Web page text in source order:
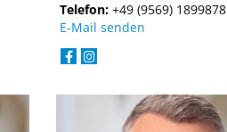
Telefon: +49 (9569) 1899878
E-Mail senden